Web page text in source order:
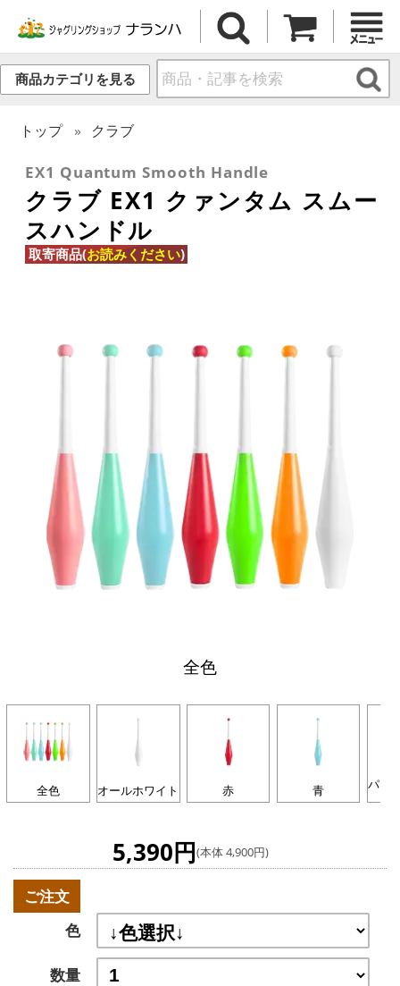
商品カテゴリを見る
トップ クラブ
EX1 Quantum Smooth Handle
クラブ EX1 クァンタム スムー
スハンドル
取寄商品(お読みください)
全色
全色 オールホワイト 赤 青 パス
5,390円(本体 4,900円)
ご注文
色
数量